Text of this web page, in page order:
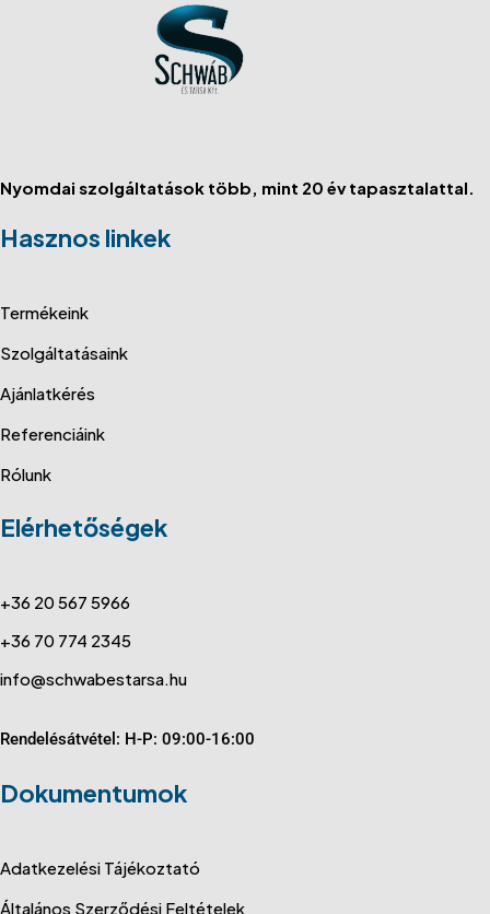
Nyomdai szolgáltatások több, mint 20 év tapasztalattal.
Hasznos linkek
Termékeink
Szolgáltatásaink
Ajánlatkérés
Referenciáink
Rólunk
Elérhetőségek
+36 20 567 5966
+36 70 774 2345
info@schwabestarsa.hu
Rendelésátvétel: H-P: 09:00-16:00
Dokumentumok
Adatkezelési Tájékoztató
Általános Szerződési Feltételek